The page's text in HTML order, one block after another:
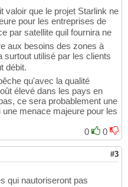
valoir que le projet Starlink ne
pour les entreprises de
par satellite quil fournira ne
aux besoins des zones à
surtout utilisé par les clients
débit.
qu'avec la qualité
élevé dans les pays en
ce sera probablement une
menace majeure pour les
0
0
#3
qui nautoriseront pas